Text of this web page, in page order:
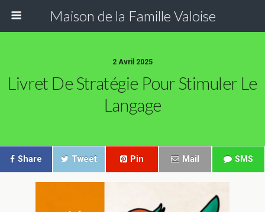
Maison de la Famille Valoise
2 Avril 2025
Livret De Stratégie Pour Stimuler Le
Langage
Share Tweet Pin Mail SMS